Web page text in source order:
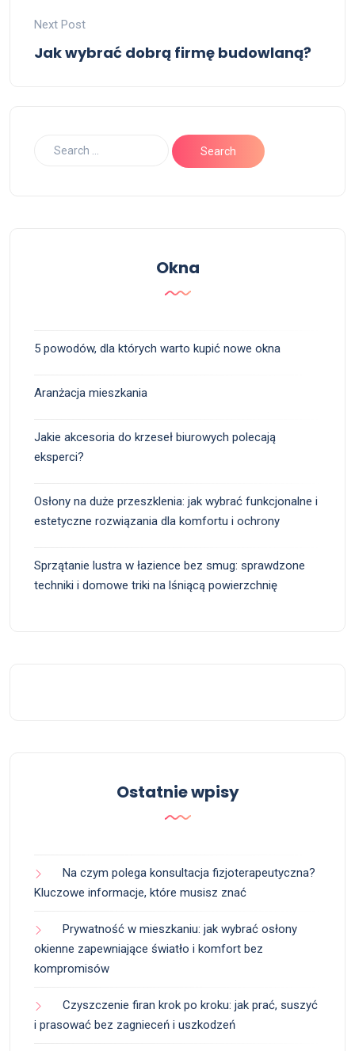
Next Post
Jak wybrać dobrą firmę budowlaną?
Okna
5 powodów, dla których warto kupić nowe okna
Aranżacja mieszkania
Jakie akcesoria do krzeseł biurowych polecają
eksperci?
Osłony na duże przeszklenia: jak wybrać funkcjonalne i
estetyczne rozwiązania dla komfortu i ochrony
Sprzątanie lustra w łazience bez smug: sprawdzone
techniki i domowe triki na lśniącą powierzchnię
Ostatnie wpisy
Na czym polega konsultacja fizjoterapeutyczna?
Kluczowe informacje, które musisz znać
Prywatność w mieszkaniu: jak wybrać osłony
okienne zapewniające światło i komfort bez
kompromisów
Czyszczenie firan krok po kroku: jak prać, suszyć
i prasować bez zagnieceń i uszkodzeń